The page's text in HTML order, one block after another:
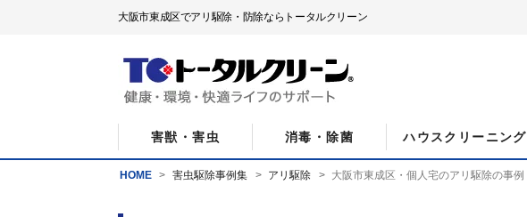
大阪市東成区でアリ駆除・防除ならトータルクリーン
害獣・害虫 消毒・除菌 ハウスクリーニング
HOME 害虫駆除事例集 アリ駆除 大阪市東成区・個人宅のアリ駆除の事例